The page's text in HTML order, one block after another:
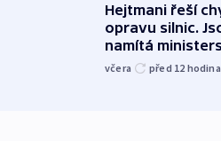
Hejtmani řeší
opravu silnic.
namítá
včera před 12